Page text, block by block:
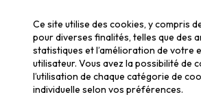
Assurance &
Pourquoi SOS Data
Gérer les cookies
Ce site utilise des cookies, y compris
pour diverses finalités, telles que des
statistiques et l’amélioration de votre
utilisateur. Vous avez la possibilité de
l’utilisation de chaque catégorie de
individuelle selon vos préférences.